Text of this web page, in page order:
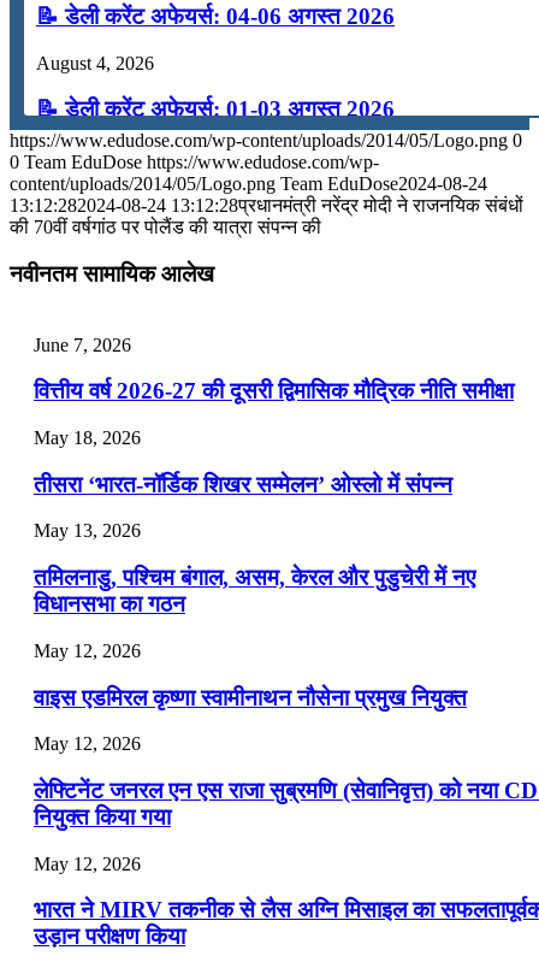
📝 डेली करेंट अफेयर्स: 04-06 अगस्त 2026
August 4, 2026
📝 डेली करेंट अफेयर्स: 01-03 अगस्त 2026
July 31, 2026
📝 डेली करेंट अफेयर्स: 28-31 जुलाई 2026
July 25, 2026
📝 डेली करेंट अफेयर्स: 22-24 जुलाई 2026
July 22, 2026
📝 डेली करेंट अफेयर्स: 19-21 जुलाई 2026
July 19, 2026
📝 डेली करेंट अफेयर्स: 16-18 जुलाई 2026
https://www.edudose.com/wp-content/uploads/2014/05/Logo.png 0
0 Team EduDose https://www.edudose.com/wp-
content/uploads/2014/05/Logo.png Team EduDose2024-08-24
13:12:282024-08-24 13:12:28प्रधानमंत्री नरेंद्र मोदी ने राजनयिक संबंधों
की 70वीं वर्षगांठ पर पोलैंड की यात्रा संपन्न की
नवीनतम सामायिक आलेख
June 7, 2026
वित्तीय वर्ष 2026-27 की दूसरी द्विमासिक मौद्रिक नीति समीक्षा
May 18, 2026
तीसरा ‘भारत-नॉर्डिक शिखर सम्मेलन’ ओस्लो में संपन्न
May 13, 2026
तमिलनाडु, पश्चिम बंगाल, असम, केरल और पुडुचेरी में नए
विधानसभा का गठन
May 12, 2026
वाइस एडमिरल कृष्णा स्वामीनाथन नौसेना प्रमुख नियुक्त
May 12, 2026
लेफ्टिनेंट जनरल एन एस राजा सुब्रमणि (सेवानिवृत्त) को नया
नियुक्त किया गया
May 12, 2026
भारत ने MIRV तकनीक से लैस अग्नि मिसाइल का
उड़ान परीक्षण किया